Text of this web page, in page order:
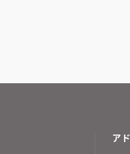
ア